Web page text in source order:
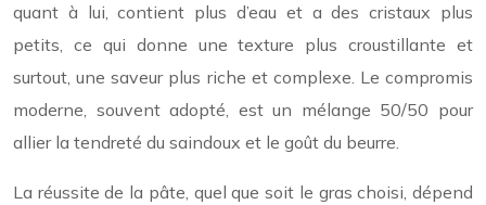
quant à lui, contient plus d’eau et a des cristaux plus
petits, ce qui donne une texture plus croustillante et
surtout, une saveur plus riche et complexe. Le compromis
moderne, souvent adopté, est un mélange 50/50 pour
allier la tendreté du saindoux et le goût du beurre.
La réussite de la pâte, quel que soit le gras choisi, dépend